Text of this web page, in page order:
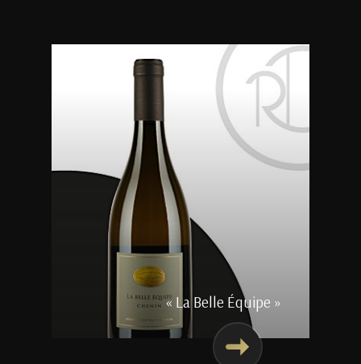
« La Belle Équipe »